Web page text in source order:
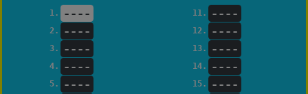
1. ---- 11. ----
2. ---- 12. ----
3. ---- 13. ----
4. ---- 14. ----
5. ---- 15. ----